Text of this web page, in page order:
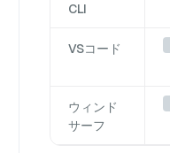
CLI
VSコード
ウィンド
サーフ